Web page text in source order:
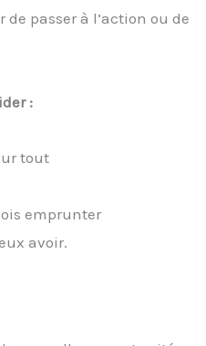
passer à l’action ou de
:
tout
emprunter
avoir.